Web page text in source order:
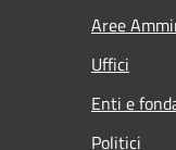
Aree
Uffici
Enti e
Politici